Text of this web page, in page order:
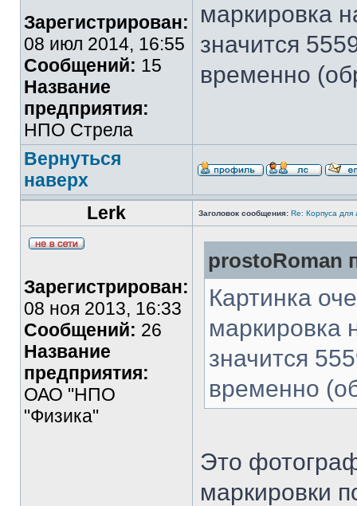
Зарегистрирован:
08 июл 2014, 16:55
Сообщений: 15
Название
предприятия:
НПО Стрела
маркировка
значится
временно
Вернуться
наверх
Lerk
Заголовок сообщения: Re: Корпуса для
Зарегистрирован:
08 ноя 2013, 16:33
Сообщений: 26
Название
предприятия:
ОАО "НПО
"Физика"
prostoRoman
Картинка
маркировка
значится
временно
Это
маркировки